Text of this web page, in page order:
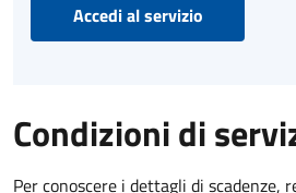
Accedi al servizio
Condizioni di
Per conoscere i dettagli di scadenze,